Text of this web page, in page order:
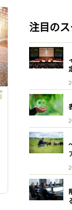
注目のス